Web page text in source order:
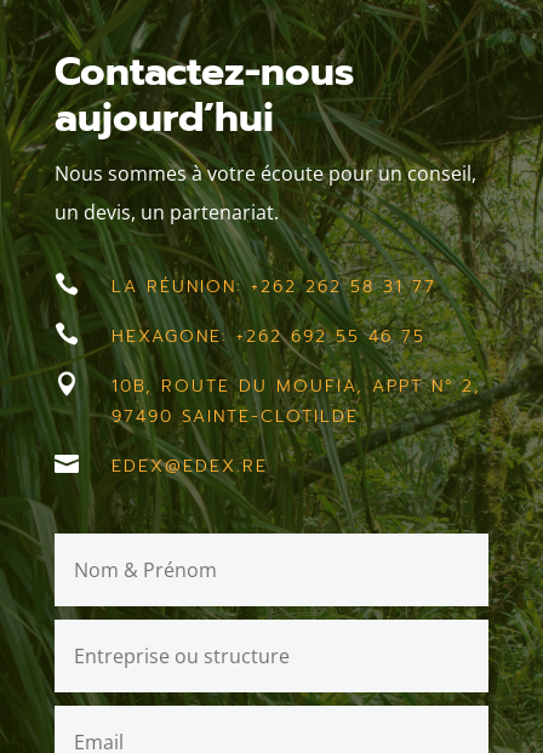
Contactez-nous
aujourd’hui
Nous sommes à votre écoute pour un conseil,
un devis, un partenariat.
 LA RÉUNION: +262 262 58 31 77
 HEXAGONE: +262 692 55 46 75

10B, ROUTE DU MOUFIA, APPT N° 2,
97490 SAINTE-CLOTILDE
 EDEX@EDEX.RE